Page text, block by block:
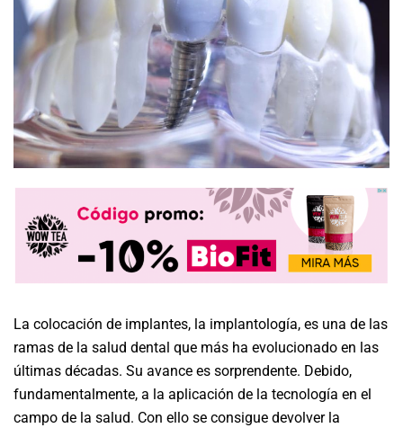
La colocación de implantes, la implantología, es una de las
ramas de la salud dental que más ha evolucionado en las
últimas décadas. Su avance es sorprendente. Debido,
fundamentalmente, a la aplicación de la tecnología en el
campo de la salud. Con ello se consigue devolver la